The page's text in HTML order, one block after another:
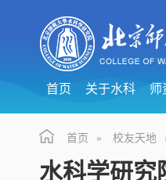
首页 关于水科 师
首页 » 校友天地
水科学研究